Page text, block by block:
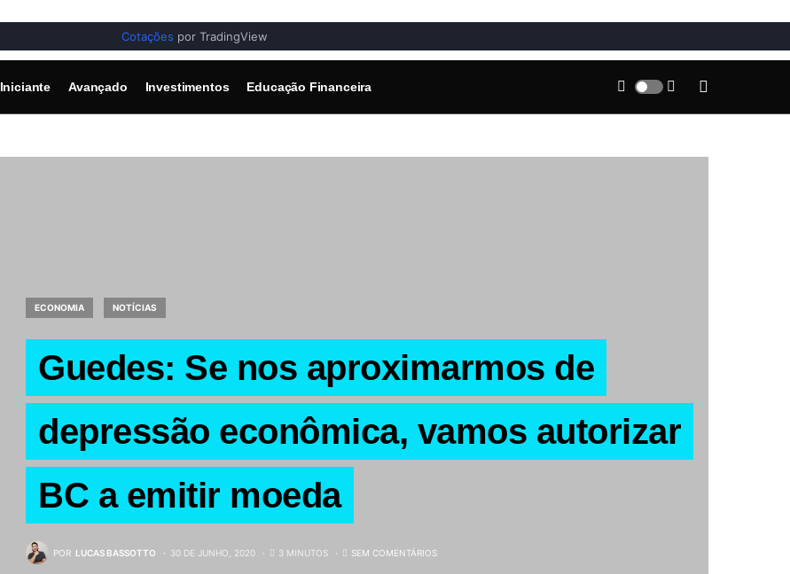
Cotações por TradingView
Iniciante Avançado Investimentos Educação Financeira
ECONOMIA NOTÍCIAS
Guedes: Se nos aproximarmos de
depressão econômica, vamos autorizar
BC a emitir moeda
POR LUCAS BASSOTTO 30 DE JUNHO, 2020 3 MINUTOS SEM COMENTÁRIOS